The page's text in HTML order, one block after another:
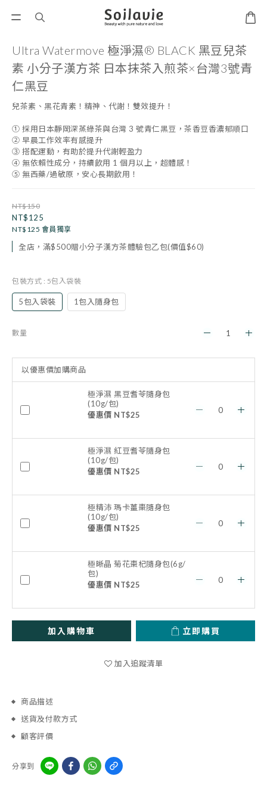
Ultra Watermove 極淨濕® BLACK 黑豆兒茶
素 小分子漢方茶 日本抹茶入煎茶×台灣3號青
仁黑豆
兒茶素、黑花青素！精神、代謝！雙效提升！
① 採用日本靜岡深蒸綠茶與台灣 3 號青仁黑豆，茶香豆香濃郁順口
② 早晨工作效率有感提升
③ 搭配運動，有助於提升代謝輕盈力
④ 無依賴性成分，持續飲用 1 個月以上，超體感！
⑤ 無西藥/過敏原，安心長期飲用！
NT$150
NT$125
NT$125 會員獨享
全店，滿$500贈小分子漢方茶體驗包乙包(價值$60)
包裝方式 : 5包入袋裝
5包入袋裝 1包入隨身包
數量
以優惠價加購商品
極淨濕 黑豆耆苓隨身包
(10g/包)
優惠價 NT$25
極淨濕 紅豆耆苓隨身包
(10g/包)
優惠價 NT$25
極精沛 瑪卡薑棗隨身包
(10g/包)
優惠價 NT$25
極晰晶 菊花棗杞隨身包(6g/
包)
優惠價 NT$25
加入購物車 立即購買
加入追蹤清單
商品描述
送貨及付款方式
顧客評價
分享到